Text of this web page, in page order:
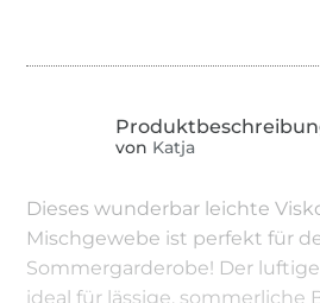
von Katja
Dieses wunderbar leichte
Mischgewebe ist perfekt für
Sommergarderobe! Der
ideal für lässige, sommerliche